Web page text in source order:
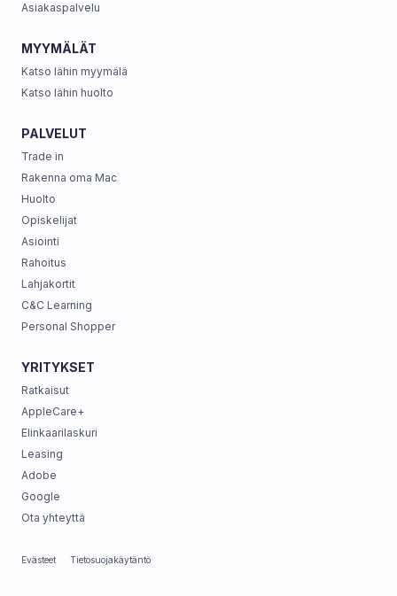
Asiakaspalvelu
MYYMÄLÄT
Katso lähin myymälä
Katso lähin huolto
PALVELUT
Trade in
Rakenna oma Mac
Huolto
Opiskelijat
Asiointi
Rahoitus
Lahjakortit
C&C Learning
Personal Shopper
YRITYKSET
Ratkaisut
AppleCare+
Elinkaarilaskuri
Leasing
Adobe
Google
Ota yhteyttä
Evästeet Tietosuojakäytäntö